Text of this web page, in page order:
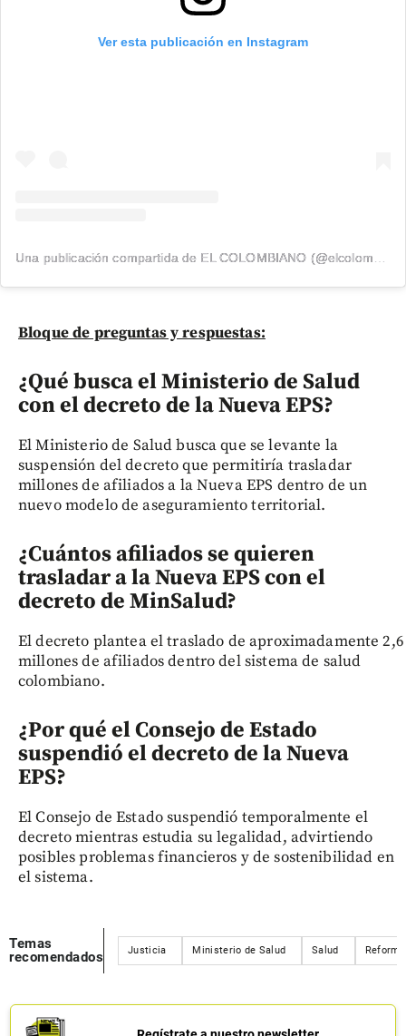
Ver esta publicación en Instagram
Una publicación compartida de EL COLOMBIANO (@elcolombiano_)
Bloque de preguntas y respuestas:
¿Qué busca el Ministerio de Salud
con el decreto de la Nueva EPS?
El Ministerio de Salud busca que se levante la
suspensión del decreto que permitiría trasladar
millones de afiliados a la Nueva EPS dentro de un
nuevo modelo de aseguramiento territorial.
¿Cuántos afiliados se quieren
trasladar a la Nueva EPS con el
decreto de MinSalud?
El decreto plantea el traslado de aproximadamente 2,6
millones de afiliados dentro del sistema de salud
colombiano.
¿Por qué el Consejo de Estado
suspendió el decreto de la Nueva
EPS?
El Consejo de Estado suspendió temporalmente el
decreto mientras estudia su legalidad, advirtiendo
posibles problemas financieros y de sostenibilidad en
el sistema.
Temas
recomendados
Justicia Ministerio de Salud Salud